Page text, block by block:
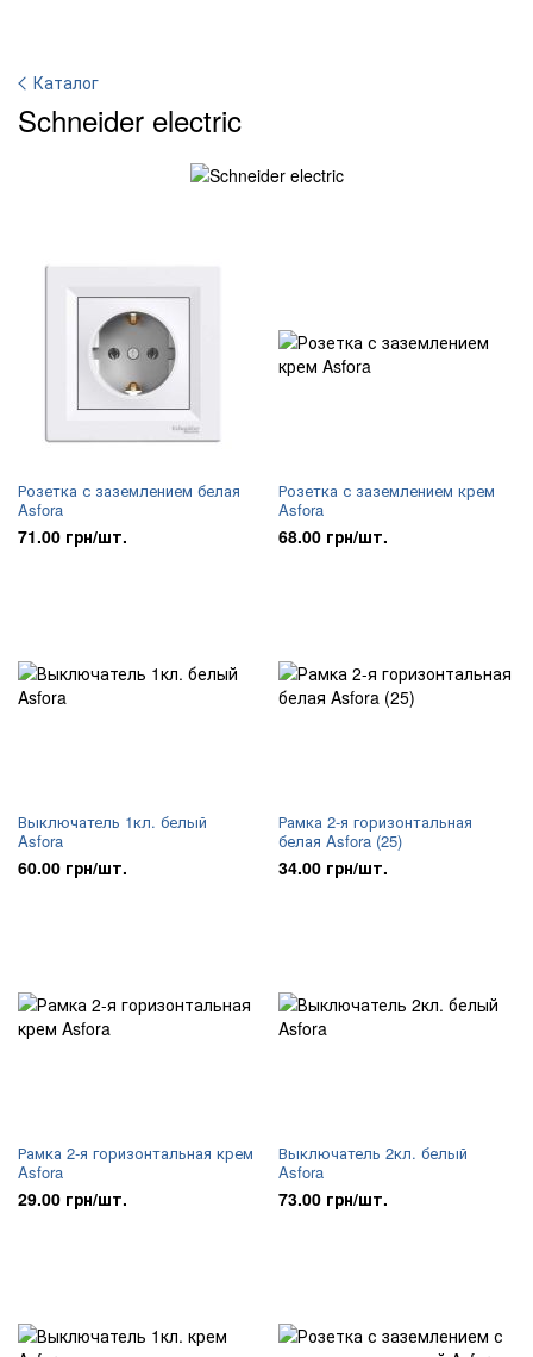
Каталог
Schneider electric
Розетка с заземлением белая
Asfora
71.00 грн/шт.
Розетка с заземлением крем
Asfora
68.00 грн/шт.
Выключатель 1кл. белый
Asfora
60.00 грн/шт.
Рамка 2-я горизонтальная
белая Asfora (25)
34.00 грн/шт.
Рамка 2-я горизонтальная крем
Asfora
29.00 грн/шт.
Выключатель 2кл. белый
Asfora
73.00 грн/шт.